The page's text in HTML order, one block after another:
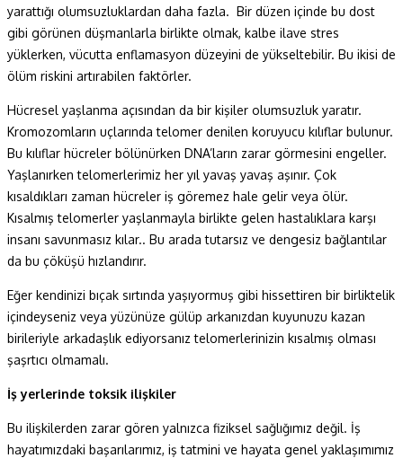
yarattığı olumsuzluklardan daha fazla. Bir düzen içinde bu dost
gibi görünen düşmanlarla birlikte olmak, kalbe ilave stres
yüklerken, vücutta enflamasyon düzeyini de yükseltebilir. Bu ikisi de
ölüm riskini artırabilen faktörler.
Hücresel yaşlanma açısından da bir kişiler olumsuzluk yaratır.
Kromozomların uçlarında telomer denilen koruyucu kılıflar bulunur.
Bu kılıflar hücreler bölünürken DNA’ların zarar görmesini engeller.
Yaşlanırken telomerlerimiz her yıl yavaş yavaş aşınır. Çok
kısaldıkları zaman hücreler iş göremez hale gelir veya ölür.
Kısalmış telomerler yaşlanmayla birlikte gelen hastalıklara karşı
insanı savunmasız kılar.. Bu arada tutarsız ve dengesiz bağlantılar
da bu çöküşü hızlandırır.
Eğer kendinizi bıçak sırtında yaşıyormuş gibi hissettiren bir birliktelik
içindeyseniz veya yüzünüze gülüp arkanızdan kuyunuzu kazan
birileriyle arkadaşlık ediyorsanız telomerlerinizin kısalmış olması
şaşrtıcı olmamalı.
İş yerlerinde toksik ilişkiler
Bu ilişkilerden zarar gören yalnızca fiziksel sağlığımız değil. İş
hayatımızdaki başarılarımız, iş tatmini ve hayata genel yaklaşımımız